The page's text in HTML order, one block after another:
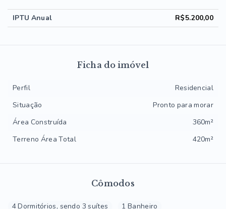
Cômodos
4 Dormitórios, sendo 3 suítes
1 Banheiro
IPTU Anual R$5.200,00
Ficha do imóvel
Perfil
Residencial
Situação
Pronto para morar
Área Construída
360m²
Terreno Área Total
420m²